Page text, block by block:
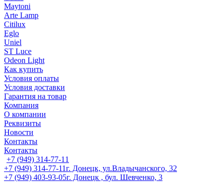
Maytoni
Arte Lamp
Citilux
Eglo
Uniel
ST Luce
Odeon Light
Как купить
Условия оплаты
Условия доставки
Гарантия на товар
Компания
О компании
Реквизиты
Новости
Контакты
Контакты
+7 (949) 314-77-11
+7 (949) 314-77-11г. Донецк, ул.Владычанского, 32
+7 (949) 403-93-05г. Донецк , бул. Шевченко, 3